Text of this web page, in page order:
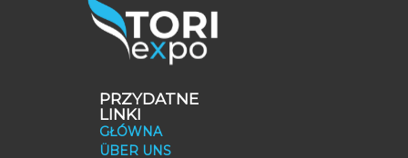
PRZYDATNE
LINKI
GŁÓWNA
ÜBER UNS